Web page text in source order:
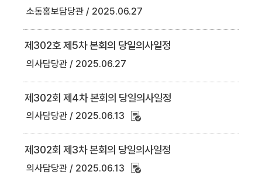
소통홍보담당관 2025.06.27
제302호 제5차 본회의 당일의사일정
의사담당관 2025.06.27
제302회 제4차 본회의 당일의사일정
의사담당관 2025.06.13
제302회 제3차 본회의 당일의사일정
의사담당관 2025.06.13